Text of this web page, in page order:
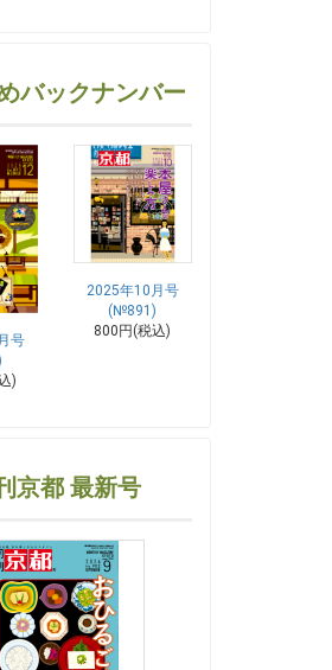
バックナンバー
号
)
2025年10月号
(№891)
800円(税込)
京都 最新号